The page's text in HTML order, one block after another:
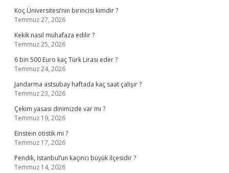
Koç Üniversitesi’nin birincisi kimdir ?
Temmuz 27, 2026
Kekik nasıl muhafaza edilir ?
Temmuz 25, 2026
6 bin 500 Euro kaç Türk Lirası eder ?
Temmuz 24, 2026
Jandarma astsubay haftada kaç saat çalışır ?
Temmuz 23, 2026
Çekim yasası dinimizde var mı ?
Temmuz 19, 2026
Einstein otistik mi ?
Temmuz 17, 2026
Pendik, İstanbul’un kaçıncı büyük ilçesidir ?
Temmuz 14, 2026